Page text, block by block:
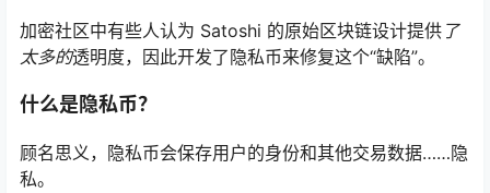
加密社区中有些人认为 Satoshi 的原始区块链设计提供 了
太多的透明度，因此开发了隐私币来修复这个“缺陷”。
什么是隐私币？
顾名思义，隐私币会保存用户的身份和其他交易数据……隐
私。